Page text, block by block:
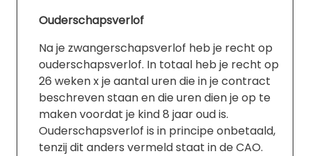
Ouderschapsverlof
Na je zwangerschapsverlof heb je recht op
ouderschapsverlof. In totaal heb je recht op
26 weken x je aantal uren die in je contract
beschreven staan en die uren dien je op te
maken voordat je kind 8 jaar oud is.
Ouderschapsverlof is in principe onbetaald,
tenzij dit anders vermeld staat in de CAO.